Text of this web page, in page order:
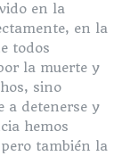
en la
en la
todos
la muerte y
sino
a detenerse y
hemos
también la